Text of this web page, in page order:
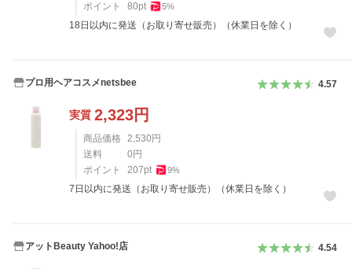
ポイント
80pt 5%
18日以内に発送（お取り寄せ販売）（休業日を除く）
プロ用ヘアコスメnetsbee 4.57
実質 2,323円
商品価格 2,530 円
送料
0 円
ポイント
207pt 9%
7日以内に発送（お取り寄せ販売）（休業日を除く）
アットBeauty Yahoo!店 4.54